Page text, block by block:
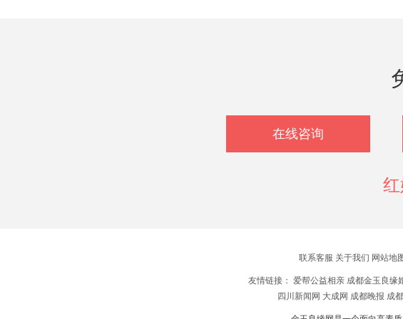
在线咨询
联系客服 关于我们 网站地
友情链接： 爱帮公益相亲 成都金玉良缘
四川新闻网 大成网 成都晚报 成